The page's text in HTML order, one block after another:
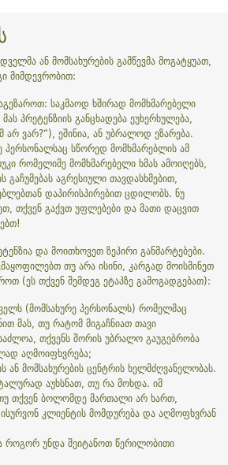
ან მომსახურების გამწევმა მოგატყუათ,
მიმდევრობით:
საკმაოდ ხშირად მომხმარებელი
პრეტენზიის განცხადება ეუხერხულება,
არ ვარ?“), ეშინია, ან უბრალოდ ეზარება.
პერსონალსაც სწორედ მომხმარებლის ამ
რომელიმე მომხმარებელი ხმას ამოიღებს,
გაჩუმებას აგრესიული თავდასხმებით,
დაპირისპირებით ცდილობს. ნუ
თქვენ გაქვთ უფლებები და მათი დაცვით
და მოითხოვეთ ზეპირი განმარტებები.
თუ არა ისინი, კარგად მოისმინეთ
(ეს თქვენ შემდეგ ეტაპზე გამოგადგებათ):
(მომსახურე პერსონალს) რომელმაც
მას, თუ რატომ მიგაჩნიათ თავი
თქვენს შორის უბრალო გაუგებრობა
აღმოიფხვრება;
ან მომსახურების ცენტრის ხელმძღვანელობას.
აუხსნათ, თუ რა მოხდა. იმ
თუ თქვენ ბოლომდე მართალი არ ხართ,
კლიენტის მომდურება და აღმოფხვრან
როგორ უნდა შეიტანოთ წერილობითი